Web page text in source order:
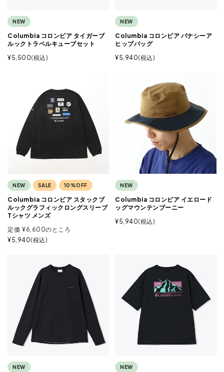
NEW
Columbia コロンビア タイガーブ
ルックトラベルキューブセット
¥5,500 税込
NEW
Columbia コロンビア パナシーア
ヒップバッグ
¥5,940 税込
NEW SALE 10%OFF
Columbia コロンビア スタックブ
ルックグラフィックロングスリーブ
Tシャツ メンズ
定価 ¥6,600のところ
¥5,940 税込
NEW
Columbia コロンビア イエロード
ッグマウンテンブーニー
¥5,940 税込
NEW NEW